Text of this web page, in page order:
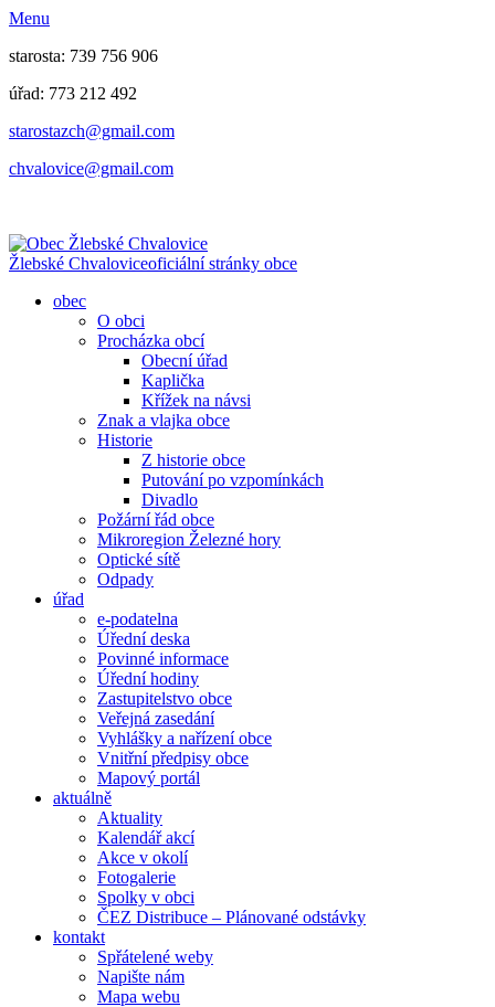
Menu
starosta: 739 756 906
úřad: 773 212 492
​​​​starostazch@gmail.com
​​​​chvalovice@gmail.com
Žlebské Chvaloviceoficiální stránky obce
obec
O obci
Procházka obcí
Obecní úřad
Kaplička
Křížek na návsi
Znak a vlajka obce
Historie
Z historie obce
Putování po vzpomínkách
Divadlo
Požární řád obce
Mikroregion Železné hory
Optické sítě
Odpady
úřad
e-podatelna
Úřední deska
Povinné informace
Úřední hodiny
Zastupitelstvo obce
Veřejná zasedání
Vyhlášky a nařízení obce
Vnitřní předpisy obce
Mapový portál
aktuálně
Aktuality
Kalendář akcí
Akce v okolí
Fotogalerie
Spolky v obci
ČEZ Distribuce – Plánované odstávky
kontakt
Spřátelené weby
Napište nám
Mapa webu